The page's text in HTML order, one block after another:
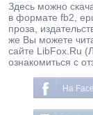
Здесь можно
в формате fb2,
проза,
же Вы можете
сайте LibFox.Ru
ознакомиться с
На